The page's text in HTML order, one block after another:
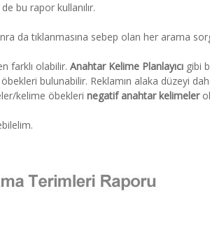
bu rapor kullanılır.
da tıklanmasına sebep olan her arama
farklı olabilir. Anahtar Kelime Planlayıcı gibi
bulunabilir. Reklamın alaka düzeyi
kelime öbekleri negatif anahtar kelimeler